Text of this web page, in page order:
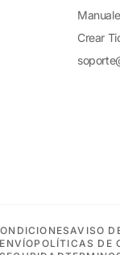
Crear
AVISO
POLÍTICAS DE